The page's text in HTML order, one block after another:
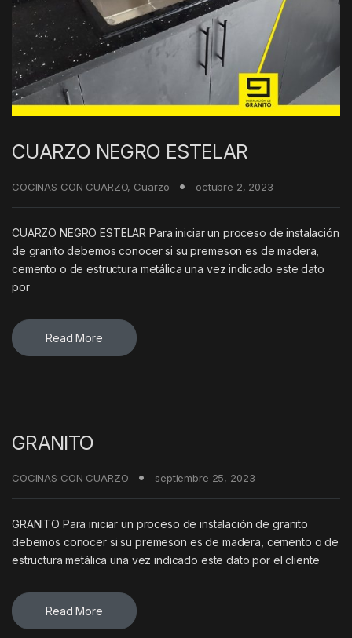
CUARZO NEGRO ESTELAR
COCINAS CON CUARZO, Cuarzo octubre 2, 2023
CUARZO NEGRO ESTELAR Para iniciar un proceso de instalación
de granito debemos conocer si su premeson es de madera,
cemento o de estructura metálica una vez indicado este dato
por
Read More
GRANITO
COCINAS CON CUARZO septiembre 25, 2023
GRANITO Para iniciar un proceso de instalación de granito
debemos conocer si su premeson es de madera, cemento o de
estructura metálica una vez indicado este dato por el cliente
Read More